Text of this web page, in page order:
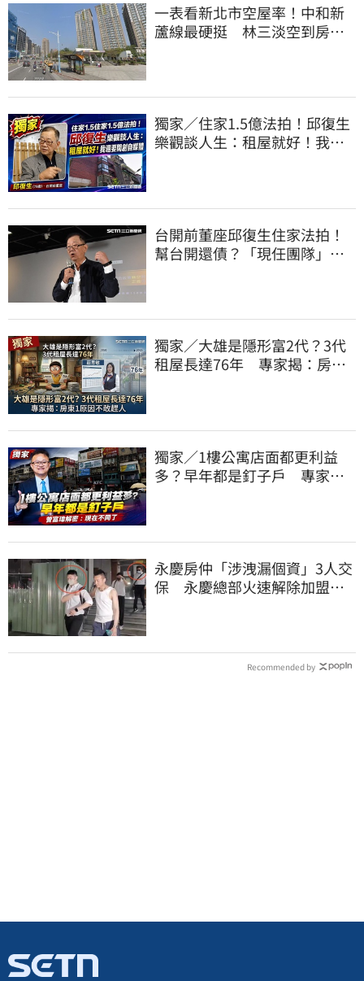
一表看新北市空屋率！中和新
蘆線最硬挺 林三淡空到房價
獨家／住家1.5億法拍！邱復生
樂觀談人生：租屋就好！我還
台開前董座邱復生住家法拍！
幫台開還債？「現任團隊」怒
獨家／大雄是隱形富2代？3代
租屋長達76年 專家揭：房東1
獨家／1樓公寓店面都更利益
多？早年都是釘子戶 專家解
永慶房仲「涉洩漏個資」3人交
保 永慶總部火速解除加盟：
Recommended by